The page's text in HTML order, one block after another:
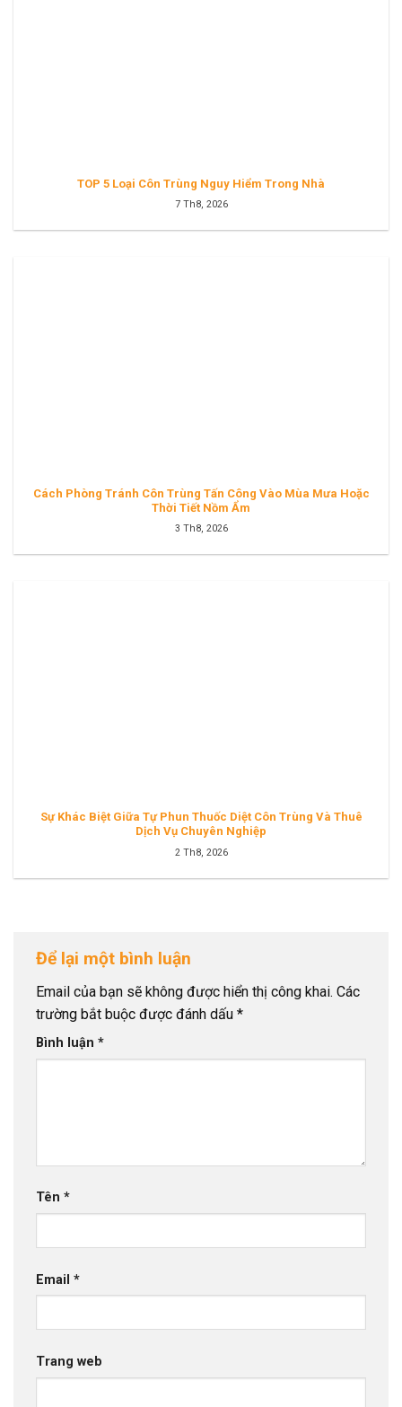
TOP 5 Loại Côn Trùng Nguy Hiểm Trong Nhà
7 Th8, 2026
Cách Phòng Tránh Côn Trùng Tấn Công Vào Mùa Mưa Hoặc
Thời Tiết Nồm Ẩm
3 Th8, 2026
Sự Khác Biệt Giữa Tự Phun Thuốc Diệt Côn Trùng Và Thuê
Dịch Vụ Chuyên Nghiệp
2 Th8, 2026
Để lại một bình luận
Email của bạn sẽ không được hiển thị công khai. Các
trường bắt buộc được đánh dấu *
Bình luận *
Tên *
Email *
Trang web